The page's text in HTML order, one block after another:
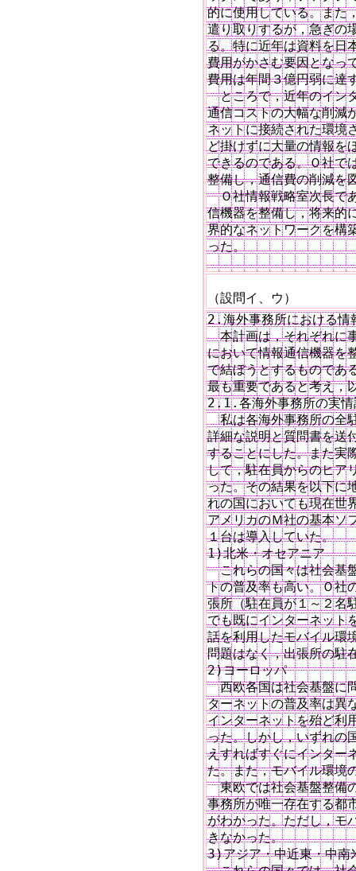
的に使用している。また
遣り取りするが，急ぎの
る。特に近年は資料を日
費用がかさむ要因となっ
費用は年間３億円弱に達
ところで，近年のイン
通信コストの大幅な削減
ネットに接続された環境
ど掛けずに大量の情報を
できるのである。Ｏ社で
整備し，通信費の削減を
Ｏ社情報戦略室次長で
信機器を整備し，将来的
界的なネットワークを構
った。
（設問イ、ウ）
2.海外事務所における情
本計画は，それぞれに
において情報通信機器を
で結ぼうとするものであ
最も重要であると考え，
2.1.各海外事務所の実情
私は各海外事務所の全
詳細な説明と質問書を送
することにした。また実
して，駐在員からのヒア
った。その結果を以下に
れの国においても現在世
アメリカのＭ社の基本ソ
１台は導入していた。
1)北米・オセアニア
これらの国々は社会基
トの普及率も高い。Ｏ社
張所（駐在員が１～２名
でも既にインターネット
話を利用したモバイル環
問題はなく，出張所の駐
2)ヨーロッパ
西欧各国は社会基盤に
ターネットの普及率は異
インターネットを殆ど利
った。しかし，いずれの
えすればすぐにインター
た。また，モバイル環境
東欧では社会基盤整備
事務所が唯一存在する都
がわかった。ただし，モ
きなかった。　　　　
3)アジア・中近東・中南